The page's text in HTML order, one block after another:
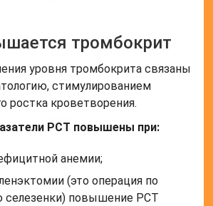
тромбокрит
уровня тромбокрита связаны
стимулированием
ростка кроветворения.
PCT повышены при:
анемии;
(это операция по
селезенки) повышение PCT